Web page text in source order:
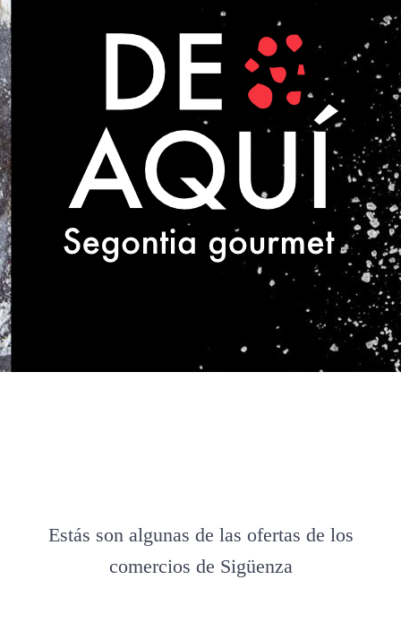
Estás son algunas de las ofertas de los
comercios de Sigüenza